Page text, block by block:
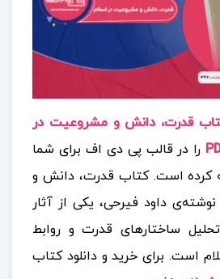
قدرت، دانش و مشروعیت در
را در قالب پی دی اف برای شما
کرده است. کتاب قدرت، دانش و
داود فیرحی، یکی از آثار
ساختارهای قدرت و روابط
است. برای خرید و دانلود کتاب